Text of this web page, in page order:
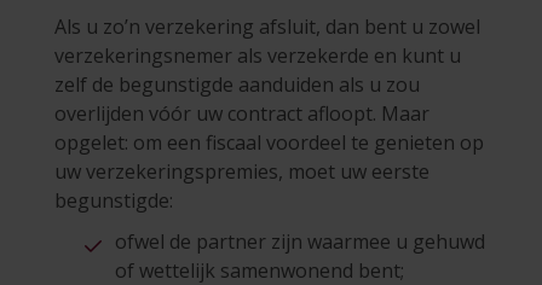
Als u zo’n verzekering afsluit, dan bent u zowel
verzekeringsnemer als verzekerde en kunt u
zelf de begunstigde aanduiden als u zou
overlijden vóór uw contract afloopt. Maar
opgelet: om een fiscaal voordeel te genieten op
uw verzekeringspremies, moet uw eerste
begunstigde:
ofwel de partner zijn waarmee u gehuwd
of wettelijk samenwonend bent;